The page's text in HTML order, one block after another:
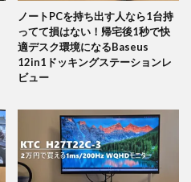
ノートPCを持ち出す人なら1台持
ってて損はない！帰宅後1秒で快
適デスク環境になるBaseus
12in1ドッキングステーションレ
ビュー